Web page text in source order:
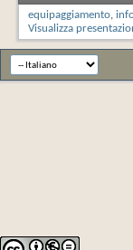
equipaggiamento,
Visualizza